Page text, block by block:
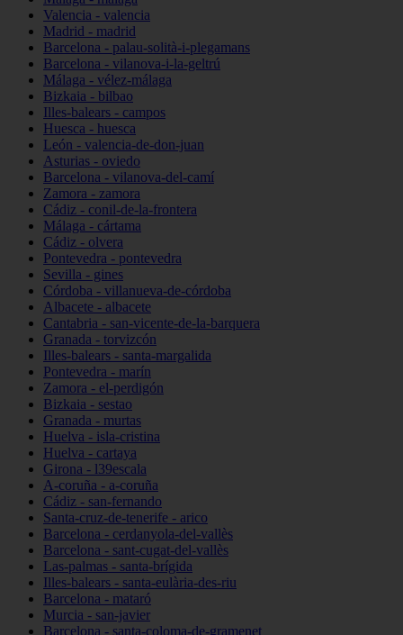
Valencia - valencia
Madrid - madrid
Barcelona - palau-solità-i-plegamans
Barcelona - vilanova-i-la-geltrú
Málaga - vélez-málaga
Bizkaia - bilbao
Illes-balears - campos
Huesca - huesca
León - valencia-de-don-juan
Asturias - oviedo
Barcelona - vilanova-del-camí
Zamora - zamora
Cádiz - conil-de-la-frontera
Málaga - cártama
Cádiz - olvera
Pontevedra - pontevedra
Sevilla - gines
Córdoba - villanueva-de-córdoba
Albacete - albacete
Cantabria - san-vicente-de-la-barquera
Granada - torvizcón
Illes-balears - santa-margalida
Pontevedra - marín
Zamora - el-perdigón
Bizkaia - sestao
Granada - murtas
Huelva - isla-cristina
Huelva - cartaya
Girona - l39escala
A-coruña - a-coruña
Cádiz - san-fernando
Santa-cruz-de-tenerife - arico
Barcelona - cerdanyola-del-vallès
Barcelona - sant-cugat-del-vallès
Las-palmas - santa-brígida
Illes-balears - santa-eulària-des-riu
Barcelona - mataró
Murcia - san-javier
Barcelona - santa-coloma-de-gramenet